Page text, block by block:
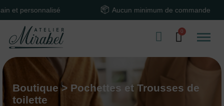
Aucun minimum de commande
Boutique > Pochettes et Trousses de
toilette